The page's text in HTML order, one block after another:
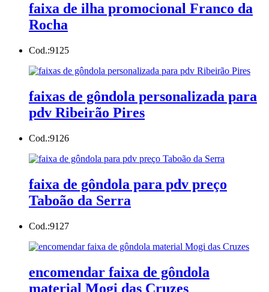
faixa de ilha promocional Franco da
Rocha
Cod.:9125
faixas de gôndola personalizada para
pdv Ribeirão Pires
Cod.:9126
faixa de gôndola para pdv preço
Taboão da Serra
Cod.:9127
encomendar faixa de gôndola
material Mogi das Cruzes